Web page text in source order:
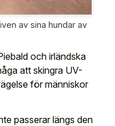
av sina hundar av
och irländska
att skingra UV-
för människor
passerar längs den